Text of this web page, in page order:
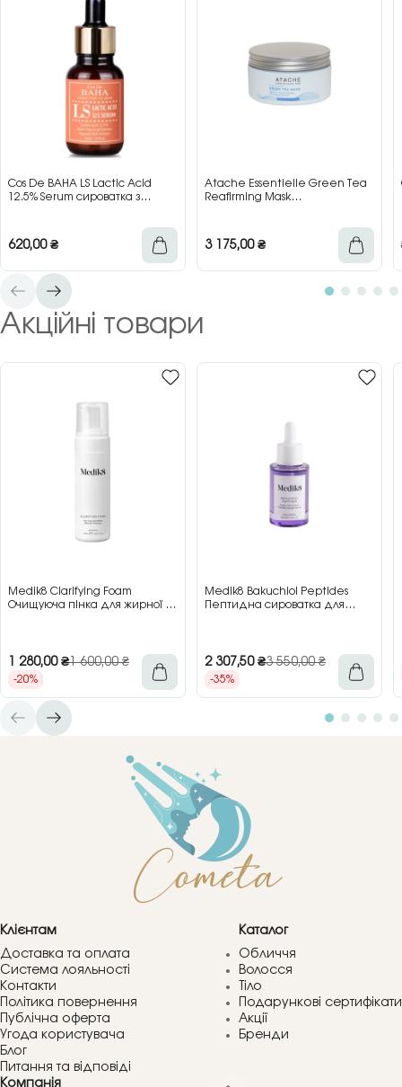
Cos De BAHA LS Lactic Acid
12.5% Serum сироватка з
620,00₴
Atache Essentielle Green Tea
Reafirming Mask
3 175,00₴
Акційні товари
Medik8 Clarifying Foam
Очищуюча пінка для жирної та
1 280,00₴1 600,00₴
-20%
Medik8 Bakuchiol Peptides
Пептидна сироватка для
2 307,50₴3 550,00₴
-35%
Клієнтам
Доставка та оплата
Система лояльності
Контакти
Політика повернення
Публічна оферта
Угода користувача
Блог
Питання та відповіді
Каталог
Обличчя
Волосся
Тіло
Подарункові сертифікати
Акції
Бренди
Компанія